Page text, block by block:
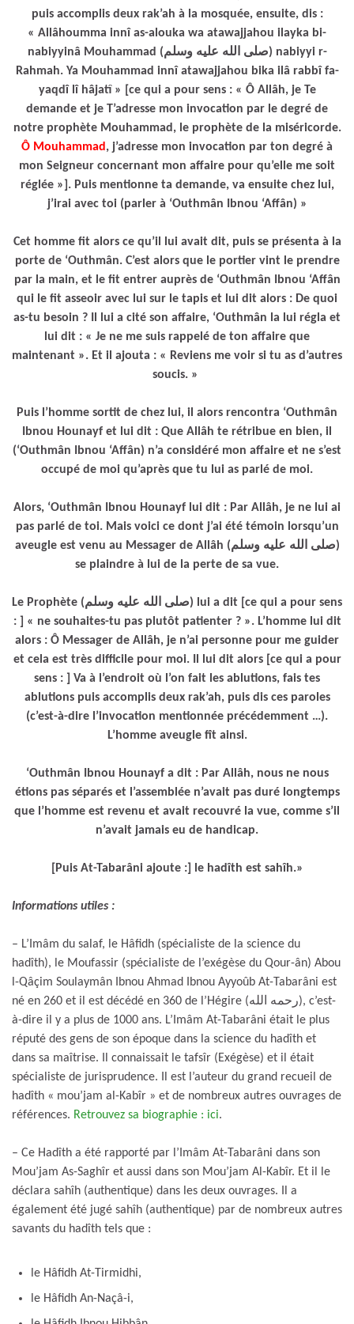
puis accomplis deux rak’ah à la mosquée, ensuite, dis :
« Allâhoumma innî as-alouka wa atawajjahou ilayka bi-
nabiyyinâ Mouhammad (صلى الله عليه وسلم) nabiyyi r-
Rahmah. Ya Mouhammad innî atawajjahou bika ilâ rabbî fa-
yaqdî lî hâjatî » [ce qui a pour sens : « Ô Allâh, je Te
demande et je T’adresse mon invocation par le degré de
notre prophète Mouhammad, le prophète de la miséricorde.
Ô Mouhammad , j’adresse mon invocation par ton degré à
mon Seigneur concernant mon affaire pour qu’elle me soit
réglée »]. Puis mentionne ta demande, va ensuite chez lui,
j’irai avec toi (parler à ‘Outhmân Ibnou ‘Affân) »
Cet homme fit alors ce qu’il lui avait dit, puis se présenta à la
porte de ‘Outhmân. C’est alors que le portier vint le prendre
par la main, et le fit entrer auprès de ‘Outhmân Ibnou ‘Affân
qui le fit asseoir avec lui sur le tapis et lui dit alors : De quoi
as-tu besoin ? Il lui a cité son affaire, ‘Outhmân la lui régla et
lui dit : « Je ne me suis rappelé de ton affaire que
maintenant ». Et il ajouta : « Reviens me voir si tu as d’autres
soucis. »
Puis l’homme sortit de chez lui, il alors rencontra ‘Outhmân
Ibnou Hounayf et lui dit : Que Allâh te rétribue en bien, il
(‘Outhmân Ibnou ‘Affân) n’a considéré mon affaire et ne s’est
occupé de moi qu’après que tu lui as parlé de moi.
Alors, ‘Outhmân Ibnou Hounayf lui dit : Par Allâh, je ne lui ai
pas parlé de toi. Mais voici ce dont j’ai été témoin lorsqu’un
aveugle est venu au Messager de Allâh (صلى الله عليه وسلم)
se plaindre à lui de la perte de sa vue.
Le Prophète (صلى الله عليه وسلم) lui a dit [ce qui a pour sens
: ] « ne souhaites-tu pas plutôt patienter ? ». L’homme lui dit
alors : Ô Messager de Allâh, je n’ai personne pour me guider
et cela est très difficile pour moi. Il lui dit alors [ce qui a pour
sens : ] Va à l’endroit où l’on fait les ablutions, fais tes
ablutions puis accomplis deux rak’ah, puis dis ces paroles
(c’est-à-dire l’invocation mentionnée précédemment …).
L’homme aveugle fît ainsi.
‘Outhmân Ibnou Hounayf a dit : Par Allâh, nous ne nous
étions pas séparés et l’assemblée n’avait pas duré longtemps
que l’homme est revenu et avait recouvré la vue, comme s’il
n’avait jamais eu de handicap.
[Puis At-Tabarâni ajoute :] le hadîth est sahîh.»
Informations utiles :
– L’Imâm du salaf, le Hâfidh (spécialiste de la science du
hadîth), le Moufassir (spécialiste de l’exégèse du Qour-ân) Abou
l-Qâçim Soulaymân Ibnou Ahmad Ibnou Ayyoûb At-Tabarâni est
né en 260 et il est décédé en 360 de l’Hégire (رحمه الله), c’est-
à-dire il y a plus de 1000 ans. L’Imâm At-Tabarâni était le plus
réputé des gens de son époque dans la science du hadîth et
dans sa maîtrise. Il connaissait le tafsîr (Exégèse) et il était
spécialiste de jurisprudence. Il est l’auteur du grand recueil de
hadîth « mou’jam al-Kabîr » et de nombreux autres ouvrages de
références. Retrouvez sa biographie : ici.
– Ce Hadîth a été rapporté par l’Imâm At-Tabarâni dans son
Mou’jam As-Saghîr et aussi dans son Mou’jam Al-Kabîr. Et il le
déclara sahîh (authentique) dans les deux ouvrages. Il a
également été jugé sahîh (authentique) par de nombreux autres
savants du hadîth tels que :
le Hâfidh At-Tirmidhi,
le Hâfidh An-Naçâ-i,